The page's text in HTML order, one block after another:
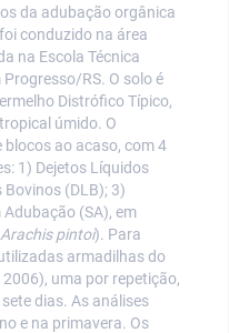
da adubação orgânica
conduzido na área
na Escola Técnica
Progresso/RS. O solo é
Distrófico Típico,
úmido. O
ao acaso, com 4
1) Dejetos Líquidos
Bovinos (DLB); 3)
(SA), em
Arachis pintoi). Para
armadilhas do
2006), uma por repetição,
dias. As análises
e na primavera. Os